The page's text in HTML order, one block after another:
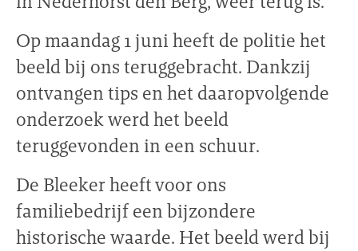
Op maandag 1 juni heeft de politie het
beeld bij ons teruggebracht. Dankzij
ontvangen tips en het daaropvolgende
onderzoek werd het beeld
teruggevonden in een schuur.
De Bleeker heeft voor ons
familiebedrijf een bijzondere
historische waarde. Het beeld werd bij